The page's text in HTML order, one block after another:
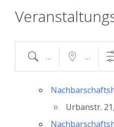
Urbanstr.